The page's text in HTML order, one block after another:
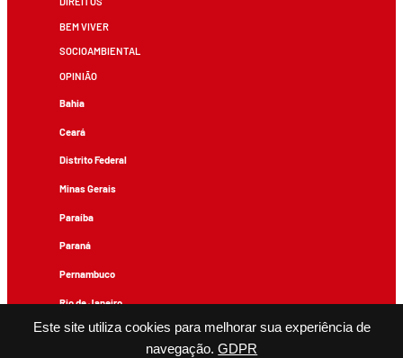
Este site utiliza cookies para melhorar sua experiência de
navegação. GDPR
BEM VIVER
SOCIOAMBIENTAL
OPINIÃO
Bahia
Ceará
Distrito Federal
Minas Gerais
Paraíba
Paraná
Pernambuco
Rio de Janeiro
Rio Grande do Sul